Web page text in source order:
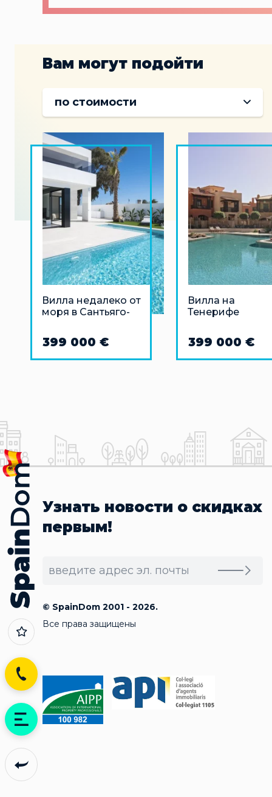
Вам могут подойти
по стоимости
Вилла недалеко от
моря в Сантьяго-
(Сан-Хавьер)
399 000 €
Вилла на
Тенерифе
399 000 €
Узнать новости о скидках
первым!
© SpainDom 2001 - 2026.
Все права защищены